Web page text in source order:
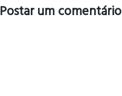
Postar um comentário